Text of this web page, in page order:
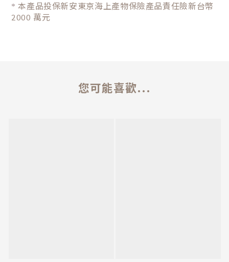
*本產品投保新安東京海上產物保險產品責任險新台幣
2000 萬元
您可能喜歡...